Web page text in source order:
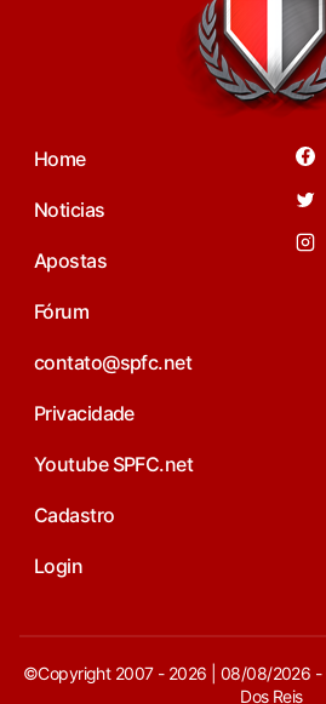
Home
Noticias
Apostas
Fórum
contato@spfc.net
Privacidade
Youtube SPFC.net
Cadastro
Login
©Copyright 2007 - 2026 | 08/08/2026 -
Dos Reis